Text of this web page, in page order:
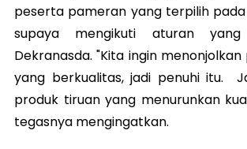
peserta pameran yang terpilih
supaya mengikuti aturan
Dekranasda. "Kita ingin menonjolkan
yang berkualitas, jadi penuhi itu.
produk tiruan yang menurunkan
tegasnya mengingatkan.